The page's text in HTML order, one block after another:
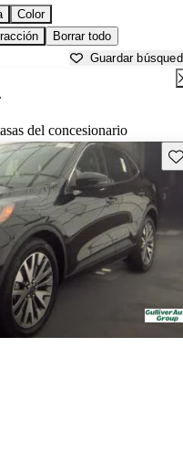
Color
Borrar todo
Guardar
del concesionario